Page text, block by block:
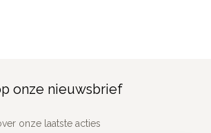
onze nieuwsbrief
onze laatste acties